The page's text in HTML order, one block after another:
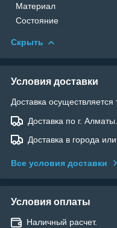
Материал
Состояние
Скрыть
Условия доставки
Доставка осуществляется
Доставка по г. Алматы.
Доставка в города
Все условия доставки
Условия оплаты
Наличный расчет.